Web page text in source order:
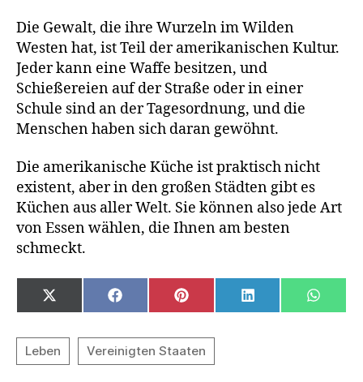
Die Gewalt, die ihre Wurzeln im Wilden
Westen hat, ist Teil der amerikanischen Kultur.
Jeder kann eine Waffe besitzen, und
Schießereien auf der Straße oder in einer
Schule sind an der Tagesordnung, und die
Menschen haben sich daran gewöhnt.
Die amerikanische Küche ist praktisch nicht
existent, aber in den großen Städten gibt es
Küchen aus aller Welt. Sie können also jede Art
von Essen wählen, die Ihnen am besten
schmeckt.
SHARE
ON
X
(
W
I
T
SHARE
ON
F
A
E
B
O
SHARE
ON
P
I
T
E
R
SHARE
ON
L
I
SHARE
ON
W
H